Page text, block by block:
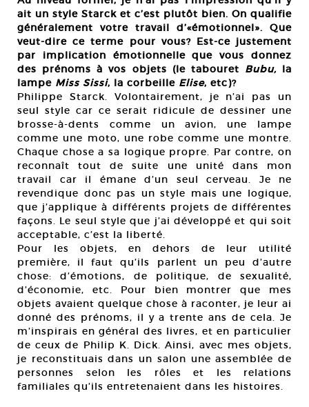
ait un style Starck et c’est plutôt bien. On qualifie
généralement votre travail d’«émotionnel». Que
veut-dire ce terme pour vous? Est-ce justement
par implication émotionnelle que vous donnez
des prénoms à vos objets (le tabouret Bubu,la
lampe Miss Sissi, la corbeille Elise, etc)?
Philippe Starck. Volontairement, je n’ai pas un
seul style car ce serait ridicule de dessiner une
brosse-à-dents comme un avion, une lampe
comme une moto, une robe comme une montre.
Chaque chose a sa logique propre. Par contre, on
reconnaît tout de suite une unité dans mon
travail car il émane d’un seul cerveau. Je ne
revendique donc pas un style mais une logique,
que j’applique à différents projets de différentes
façons. Le seul style que j’ai développé et qui soit
acceptable, c’est la liberté.
Pour les objets, en dehors de leur utilité
première, il faut qu’ils parlent un peu d’autre
chose: d’émotions, de politique, de sexualité,
d’économie, etc. Pour bien montrer que mes
objets avaient quelque chose à raconter, je leur ai
donné des prénoms, il y a trente ans de cela. Je
m’inspirais en général des livres, et en particulier
de ceux de Philip K. Dick. Ainsi, avec mes objets,
je reconstituais dans un salon une assemblée de
personnes selon les rôles et les relations
familiales qu’ils entretenaient dans les histoires.